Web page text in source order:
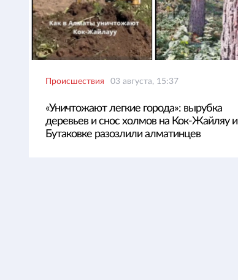
Происшествия 03 августа, 15:37
«Уничтожают легкие города»: вырубка
деревьев и снос холмов на Кок-Жайляу и
Бутаковке разозлили алматинцев